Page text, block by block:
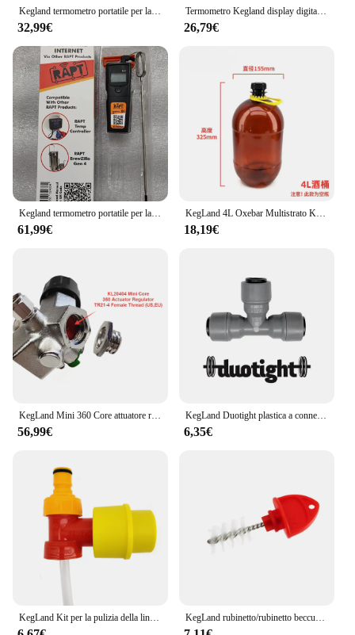
Kegland termometro portatile per la produzione di birra sensore di visualizzazione Wireless digitale ad alta precisione per la cottura di alimenti per la casa birra
32,99€
Termometro Kegland display digitale elettronico ad alta precisione misurazione della temperatura Bluetooth per birra fatta in casa
26,79€
Kegland termometro portatile per la produzione di birra sensore di visualizzazione Wireless digitale ad alta precisione per la cottura di alimenti per la casa birra
61,99€
KegLand 4L Oxebar Multistrato Keg Ball Lock Tapping Draft Pack (PCO38) Bottiglia per birra fatta in casa
18,19€
56,99€
KegLand Duotight plastica a connessione rapida tubo connettore Push in Fitting 8mm (5/16) Tee Piece birra Brewing Homebrew Parts
6,35€